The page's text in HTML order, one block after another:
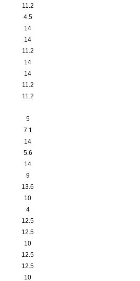
11.2
4.5
14
14
11.2
14
14
11.2
11.2
5
7.1
14
5.6
14
9
13.6
10
4
12.5
12.5
10
12.5
12.5
10